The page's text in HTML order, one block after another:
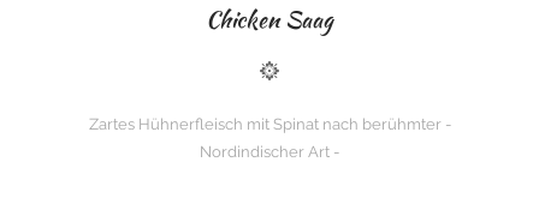
Chicken Saag
Zartes Hühnerfleisch mit Spinat nach berühmter -
Nordindischer Art -